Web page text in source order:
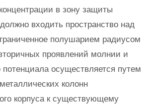
в зону защиты
входить пространство над
полушарием радиусом
проявлений молнии и
потенциала осуществляется путем
колонн
корпуса к существующему